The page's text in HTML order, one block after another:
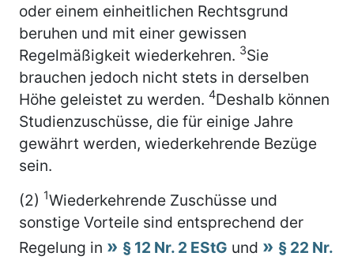
oder einem einheitlichen Rechtsgrund
beruhen und mit einer gewissen
Regelmäßigkeit wiederkehren. 3Sie
brauchen jedoch nicht stets in derselben
Höhe geleistet zu werden. 4Deshalb können
Studienzuschüsse, die für einige Jahre
gewährt werden, wiederkehrende Bezüge
sein.
(2) 1Wiederkehrende Zuschüsse und
sonstige Vorteile sind entsprechend der
Regelung in
§ 12 Nr. 2 EStG und
§ 22 Nr.